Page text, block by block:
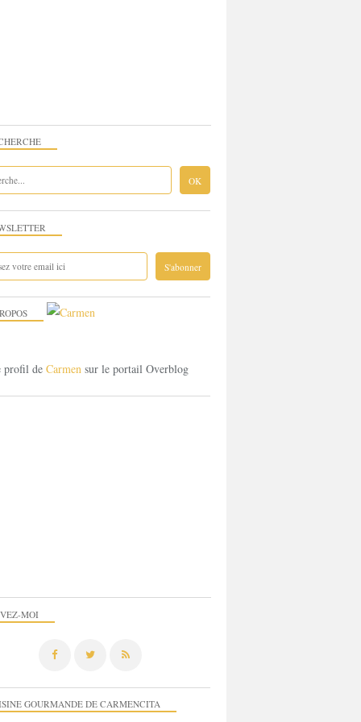
-BISCUITS -CAKE - BÛCHES -
MOI
GOURMANDE DE CARMENCITA
profil de Carmen sur le portail Overblog